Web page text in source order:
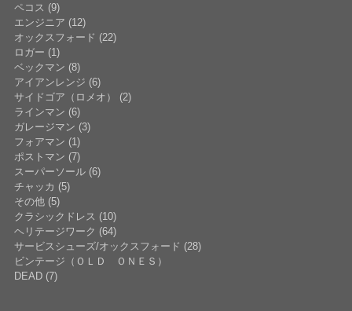
ペコス (9)
エンジニア (12)
オックスフォード (22)
ロガー (1)
ベックマン (8)
アイアンレンジ (6)
サイドゴア（ロメオ） (2)
ラインマン (6)
ガレージマン (3)
フォアマン (1)
ポストマン (7)
スーパーソール (6)
チャッカ (5)
その他 (5)
クラシックドレス (10)
ヘリテージワーク (64)
サービスシューズ/オックスフォード (28)
ビンテージ（ＯＬＤ ＯＮＥＳ）
DEAD (7)